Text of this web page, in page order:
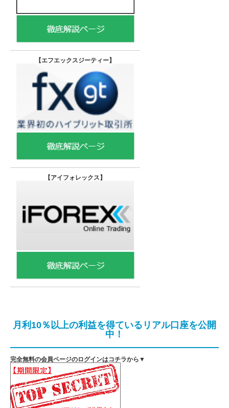
【エフエックスジーティー】
【アイフォレックス】
月利10％以上の利益を得ているリアル口座を公開
中！
完全無料の会員ページのログインはコチラから▼